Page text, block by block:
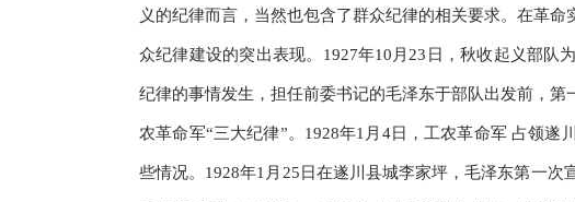
义的纪律而言，当然也包含了群众纪律的相关要求。在革
众纪律建设的突出表现。1927年10月23日，秋收起义部队
纪律的事情发生，担任前委书记的毛泽东于部队出发前，
农革命军“三大纪律”。1928年1月4日，工农革命军 占领遂
些情况。1928年1月25日在遂川县城李家坪，毛泽东第一